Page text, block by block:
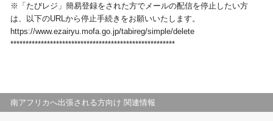
※「たびレジ」簡易登録をされた方でメールの配信を停止したい方
は、以下のURLから停止手続きをお願いいたします。
https://www.ezairyu.mofa.go.jp/tabireg/simple/delete
******************************************************
南アフリカへ出張される方向け 関連情報